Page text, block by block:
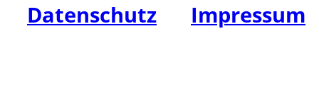
Datenschutz
Impressum